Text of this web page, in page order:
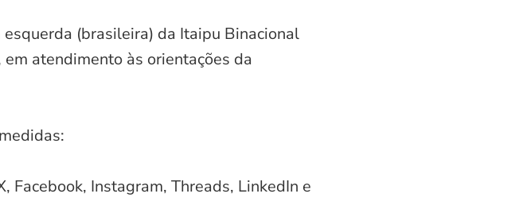
(brasileira) da Itaipu Binacional
atendimento às orientações da
Facebook, Instagram, Threads, LinkedIn e